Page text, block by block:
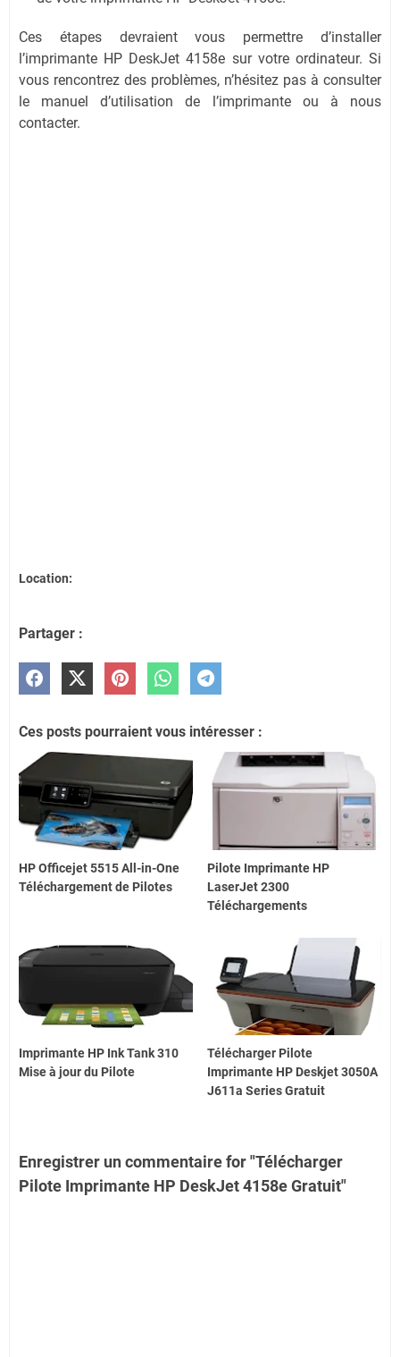
Ces étapes devraient vous permettre d’installer
l’imprimante HP DeskJet 4158e sur votre ordinateur. Si
vous rencontrez des problèmes, n’hésitez pas à consulter
le manuel d’utilisation de l’imprimante ou à nous
contacter.
Location:
Partager :
Ces posts pourraient vous intéresser :
HP Officejet 5515 All-in-One
Téléchargement de Pilotes
Pilote Imprimante HP
LaserJet 2300
Téléchargements
Imprimante HP Ink Tank 310
Mise à jour du Pilote
Télécharger Pilote
Imprimante HP Deskjet 3050A
J611a Series Gratuit
Enregistrer un commentaire for "Télécharger
Pilote Imprimante HP DeskJet 4158e Gratuit"